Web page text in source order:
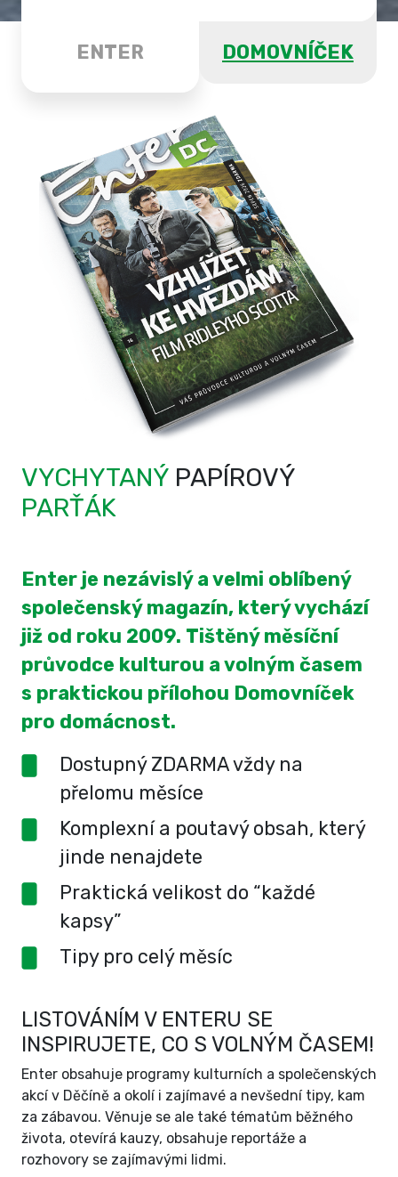
ENTER DOMOVNÍČEK
VYCHYTANÝ PAPÍROVÝ
PARŤÁK
Enter je nezávislý a velmi oblíbený
společenský magazín, který vychází
již od roku 2009. Tištěný měsíční
průvodce kulturou a volným časem
s praktickou přílohou Domovníček
pro domácnost.
Dostupný ZDARMA vždy na
přelomu měsíce
Komplexní a poutavý obsah, který
jinde nenajdete
Praktická velikost do “každé
kapsy”
Tipy pro celý měsíc
LISTOVÁNÍM V ENTERU SE
INSPIRUJETE, CO S VOLNÝM ČASEM!
Enter obsahuje programy kulturních a společenských
akcí v Děčíně a okolí i zajímavé a nevšední tipy, kam
za zábavou. Věnuje se ale také tématům běžného
života, otevírá kauzy, obsahuje reportáže a
rozhovory se zajímavými lidmi.